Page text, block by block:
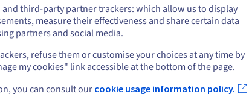
and third-party partner trackers: which allow us to display
measure their effectiveness and share certain data
partners and social media.
refuse them or customise your choices at any time by
my cookies" link accessible at the bottom of the page.
you can consult our cookie usage information policy.